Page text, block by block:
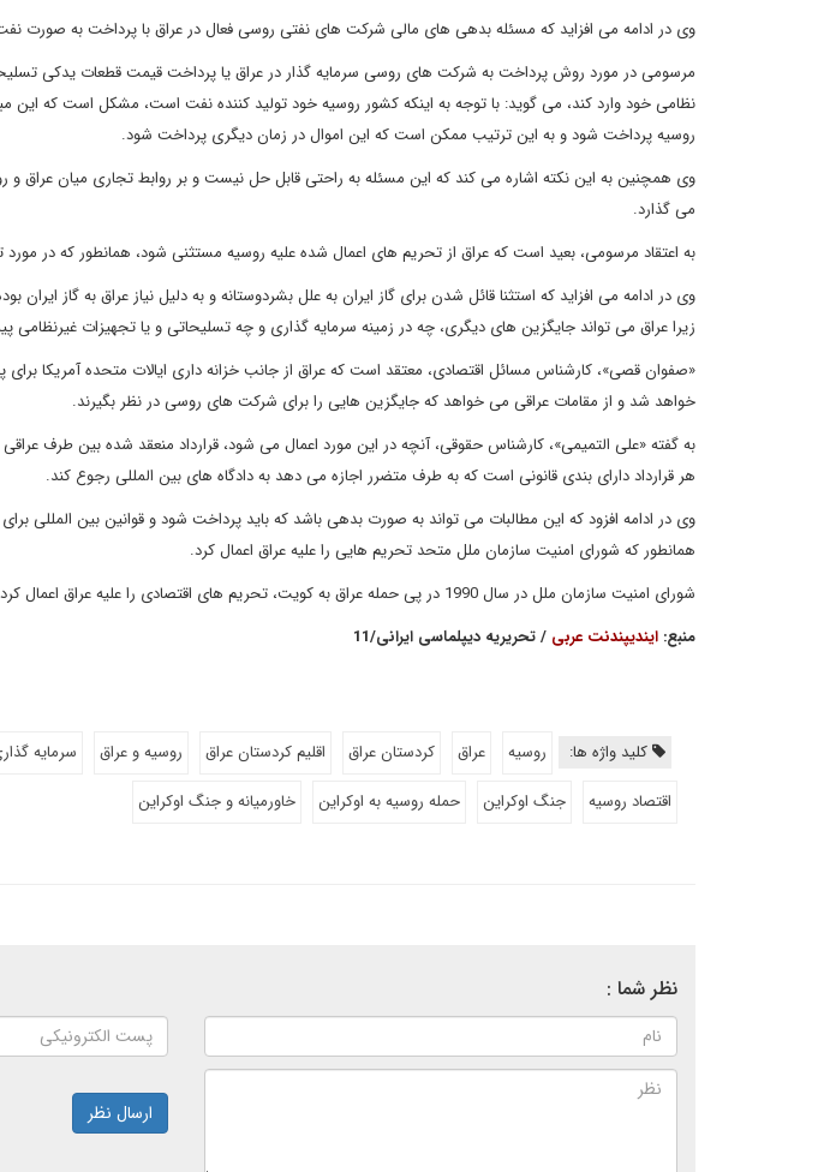
وی در ادامه می افزاید که مسئله بدهی های مالی شرکت های نفتی روسی فعال در عراق با پرداخت به صورت
مرسومی در مورد روش پرداخت به شرکت های روسی سرمایه گذار در عراق یا پرداخت قیمت قطعات یدکی
نظامی خود وارد کند، می گوید: با توجه به اینکه کشور روسیه خود تولید کننده نفت است، مشکل است که
روسیه پرداخت شود و به این ترتیب ممکن است که این اموال در زمان دیگری پرداخت شود.
وی همچنین به این نکته اشاره می کند که این مسئله به راحتی قابل حل نیست و بر روابط تجاری میان عراق و
می گذارد.
به اعتقاد مرسومی، بعید است که عراق از تحریم های اعمال شده علیه روسیه مستثنی شود، همانطور که در
وی در ادامه می افزاید که استثنا قائل شدن برای گاز ایران به علل بشردوستانه و به دلیل نیاز عراق به گاز
زیرا عراق می تواند جایگزین های دیگری، چه در زمینه سرمایه گذاری و چه تسلیحاتی و یا تجهیزات غیرنظامی
«صفوان قصی»، کارشناس مسائل اقتصادی، معتقد است که عراق از جانب خزانه داری ایالات متحده آمریکا
خواهد شد و از مقامات عراقی می خواهد که جایگزین هایی را برای شرکت های روسی در نظر بگیرند.
به گفته «علی التمیمی»، کارشناس حقوقی، آنچه در این مورد اعمال می شود، قرارداد منعقد شده بین طرف
هر قرارداد دارای بندی قانونی است که به طرف متضرر اجازه می دهد به دادگاه های بین المللی رجوع کند.
وی در ادامه افزود که این مطالبات می تواند به صورت بدهی باشد که باید پرداخت شود و قوانین بین المللی
همانطور که شورای امنیت سازمان ملل متحد تحریم هایی را علیه عراق اعمال کرد.
شورای امنیت سازمان ملل در سال 1990 در پی حمله عراق به کویت، تحریم های اقتصادی را علیه عراق اعمال کرد.
منبع: ایندیپندنت عربی / تحریریه دیپلماسی ایرانی/11
کلید واژه ها: روسیه عراق کردستان عراق اقلیم کردستان عراق روسیه و عراق سرمایه
اقتصاد روسیه
جنگ اوکراین حمله روسیه به اوکراین خاورمیانه و جنگ اوکراین
نظر شما :
ارسال نظر